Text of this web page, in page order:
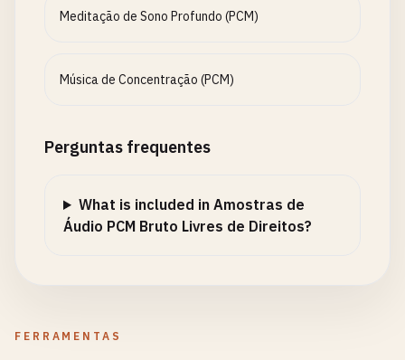
Meditação de Sono Profundo (PCM)
Música de Concentração (PCM)
Perguntas frequentes
What is included in Amostras de
Áudio PCM Bruto Livres de Direitos?
FERRAMENTAS